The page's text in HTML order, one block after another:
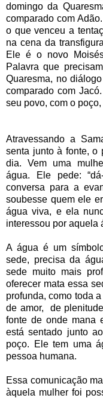
domingo da
comparado com
o que venceu a
na cena da
Ele é o novo
Palavra que
Quaresma, no
comparado com
seu povo, com o
Atravessando a
senta junto à fonte, o
dia. Vem uma
água. Ele pede:
conversa para a
soubesse quem ele
água viva, e ela
interessou por aquela
A água é um
sede, precisa da
sede muito mais
oferecer mata essa
profunda, como toda
de amor, de
fonte de onde mana
está sentado junto
poço. Ele tem uma
pessoa humana.
Essa comunicação
àquela mulher foi